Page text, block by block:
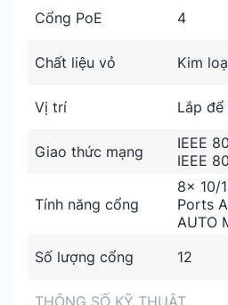
Cổng PoE 4
Chất liệu vỏ Kim
Vị trí Lắp
Giao thức mạng
IEEE
IEEE
Tính năng cổng
8× 10/
Ports
AUTO
Số lượng cổng
12
THÔNG SỐ KỸ THUẬT